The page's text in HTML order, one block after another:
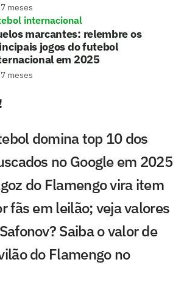
meses
internacional
marcantes: relembre os
jogos do futebol
em 2025
meses
domina top 10 dos
no Google em 2025
do Flamengo vira item
fãs em leilão; veja valores
Saiba o valor de
do Flamengo no